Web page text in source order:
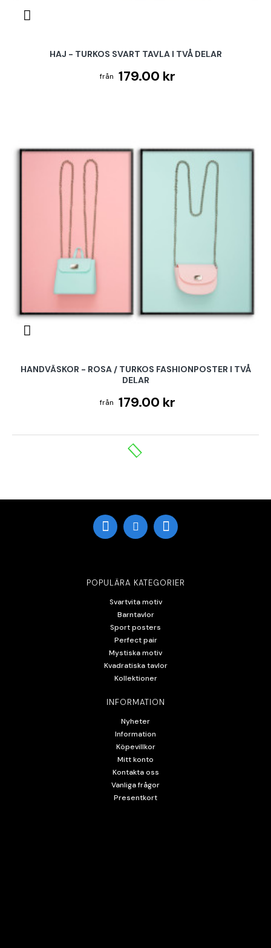
HAJ - TURKOS SVART TAVLA I TVÅ DELAR
179.00 kr
HANDVÄSKOR - ROSA / TURKOS FASHIONPOSTER I TVÅ
DELAR
179.00 kr
POPULÄRA KATEGORIER
Svartvita motiv
Barntavlor
Sport posters
Perfect pair
Mystiska motiv
Kvadratiska tavlor
Kollektioner
INFORMATION
Nyheter
Information
Köpevillkor
Mitt konto
Kontakta oss
Vanliga frågor
Presentkort